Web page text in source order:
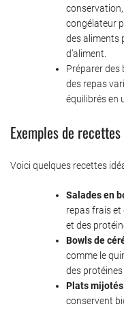
congélateur
des aliments
d’aliment.
Préparer des
des repas
équilibrés en
Exemples de
Voici quelques recettes
Salades en
repas frais et
et des
Bowls de
comme le
des
Plats mijotés
conservent